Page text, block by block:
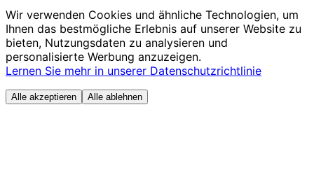
Wir verwenden Cookies und ähnliche Technologien, um
Ihnen das bestmögliche Erlebnis auf unserer Website zu
bieten, Nutzungsdaten zu analysieren und
personalisierte Werbung anzuzeigen.
Lernen Sie mehr in unserer Datenschutzrichtlinie
Alle akzeptieren Alle ablehnen